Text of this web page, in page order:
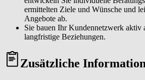
ermittelten Ziele und Wünsche und
Angebote ab.
Sie bauen Ihr Kundennetzwerk aktiv
langfristige Beziehungen.
Zusätzliche